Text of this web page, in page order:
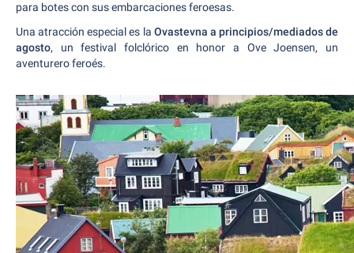
para botes con sus embarcaciones feroesas.
Una atracción especial es la Ovastevna a principios/mediados de
agosto, un festival folclórico en honor a Ove Joensen, un
aventurero feroés.